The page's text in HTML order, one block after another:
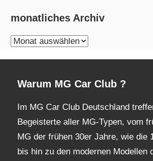
monatliches Archiv
monatliches
Warum MG Car Club ?
Im MG Car Club Deutschland
Begeisterte aller MG-Typen, vom
MG der frühen 30er Jahre, wie die
bis hin zu den modernen Modellen